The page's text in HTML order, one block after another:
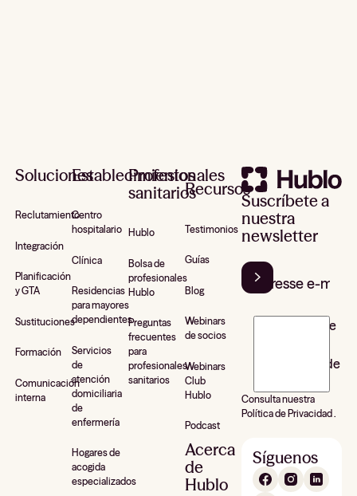
Soluciones
Reclutamiento
Integración
Planificación
y GTA
Sustituciones
Formación
Comunicación
interna
Establecimientos
Centro
hospitalario
Clínica
Residencias
para mayores
dependientes
Servicios
de
atención
domiciliaria
de
enfermería
Hogares de
acogida
especializados
Profesionales
sanitarios
Hublo
Bolsa de
profesionales
Hublo
Preguntas
frecuentes
para
profesionales
sanitarios
Recursos
Testimonios
Guías
Blog
Webinars
de socios
Webinars
Club
Hublo
Podcast
Acerca
de
Hublo
Suscríbete a
nuestra
newsletter
J’accepte de
newsletter de
Consulta nuestra
Política de Privacidad .
Síguenos